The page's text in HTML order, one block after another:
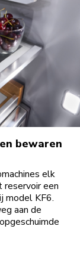
bewaren
elk
reservoir een
model KF6.
aan de